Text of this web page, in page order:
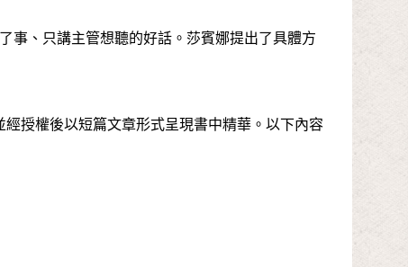
事、只講主管想聽的好話。莎賓娜提出了具體方
授權後以短篇文章形式呈現書中精華。以下內容